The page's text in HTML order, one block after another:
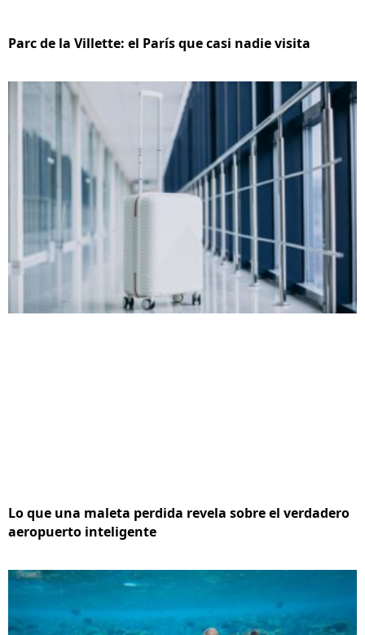
Parc de la Villette: el París que casi nadie visita
Lo que una maleta perdida revela sobre el verdadero
aeropuerto inteligente